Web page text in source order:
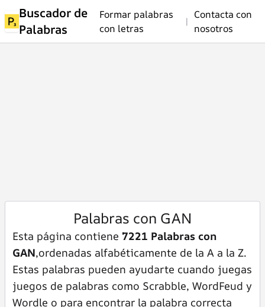
Buscador de
Palabras
Formar palabras
con letras
|
Contacta con
nosotros
Palabras con GAN
Esta página contiene 7221 Palabras con
GAN,ordenadas alfabéticamente de la A a la Z.
Estas palabras pueden ayudarte cuando juegas
juegos de palabras como Scrabble, WordFeud y
Wordle o para encontrar la palabra correcta